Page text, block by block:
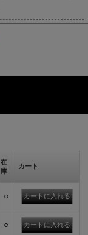
在
庫
カート
○
○